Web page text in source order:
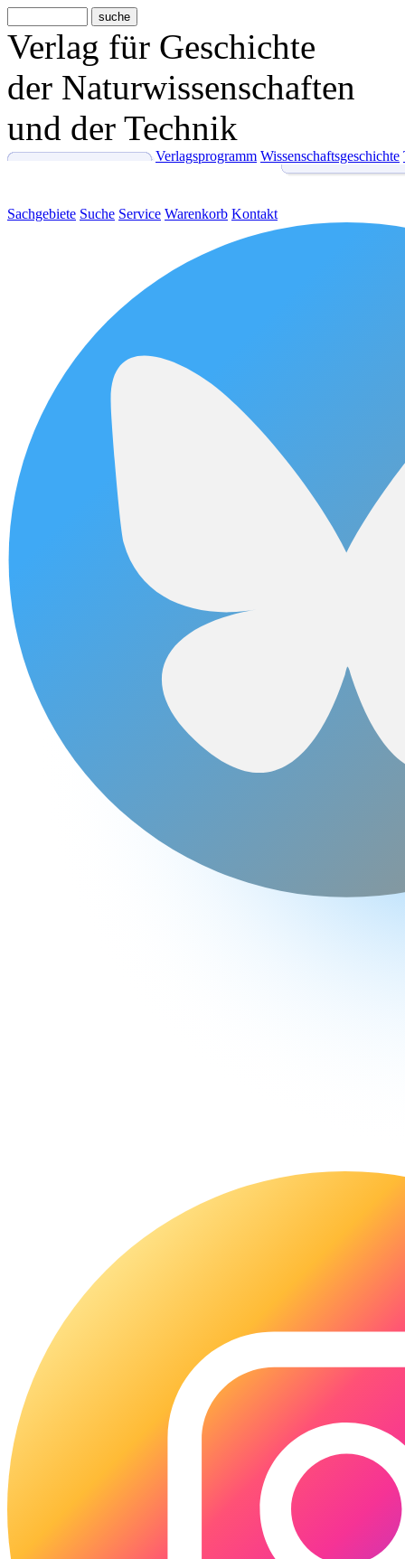
Verlag für Geschichte
der Naturwissenschaften
und der Technik
Verlagsprogramm Wissenschaftsgeschichte
Sachgebiete Suche Service Warenkorb Kontakt